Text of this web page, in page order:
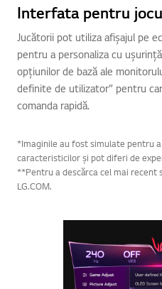
Interfata pentru
Jucătorii pot utiliza afișajul pe
pentru a personaliza cu
opțiunilor de bază ale
definite de utilizator” pentru
comanda rapidă.
*Imaginile au fost simulate pentru
caracteristicilor și pot diferi de
**Pentru a descărca cel mai
LG.COM.